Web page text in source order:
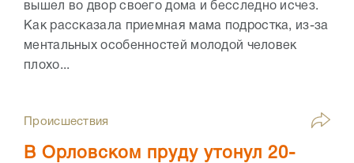
вышел во двор своего дома и бесследно исчез.
Как рассказала приемная мама подростка, из-за
ментальных особенностей молодой человек
плохо...
Происшествия
В Орловском пруду утонул 20-